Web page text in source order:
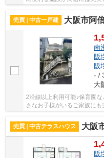
売買 | 中古一戸建 大阪市阿倍
南
阪
阪
- /
大
2沿線以上利用可能♪保育園
さなお子様がいるご家族にも
売買 | 中古テラスハウス 大阪市
阪